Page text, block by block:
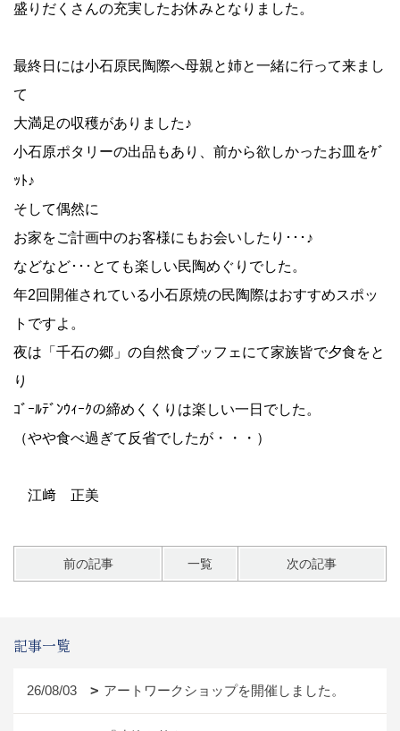
盛りだくさんの充実したお休みとなりました。
最終日には小石原民陶際へ母親と姉と一緒に行って来まし
て
大満足の収穫がありました♪
小石原ポタリーの出品もあり、前から欲しかったお皿をｹﾞ
ｯﾄ♪
そして偶然に
お家をご計画中のお客様にもお会いしたり･･･♪
などなど･･･とても楽しい民陶めぐりでした。
年2回開催されている小石原焼の民陶際はおすすめスポッ
トですよ。
夜は「千石の郷」の自然食ブッフェにて家族皆で夕食をと
り
ｺﾞｰﾙﾃﾞﾝｳｨｰｸの締めくくりは楽しい一日でした。
（やや食べ過ぎて反省でしたが・・・）
江﨑 正美
前の記事 一覧 次の記事
記事一覧
26/08/03 アートワークショップを開催しました。